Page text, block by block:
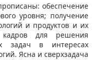
обеспечение
уровня; получение
и продуктов и их
кадров для решения
задач в интересах
Ясна и сверхзадача